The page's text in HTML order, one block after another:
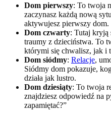
Dom pierwszy: To twoja
zaczynasz każdą nową
aktywujesz pierwszy dom.
Dom czwarty: Tutaj kryją
traumy z dzieciństwa. To
którymi się chwalisz, jak i
Dom siódmy: Relacje,
Siódmy dom pokazuje,
działa jak lustro.
Dom dziesiąty: To twoja
znajdziesz odpowiedź na
zapamiętać?”